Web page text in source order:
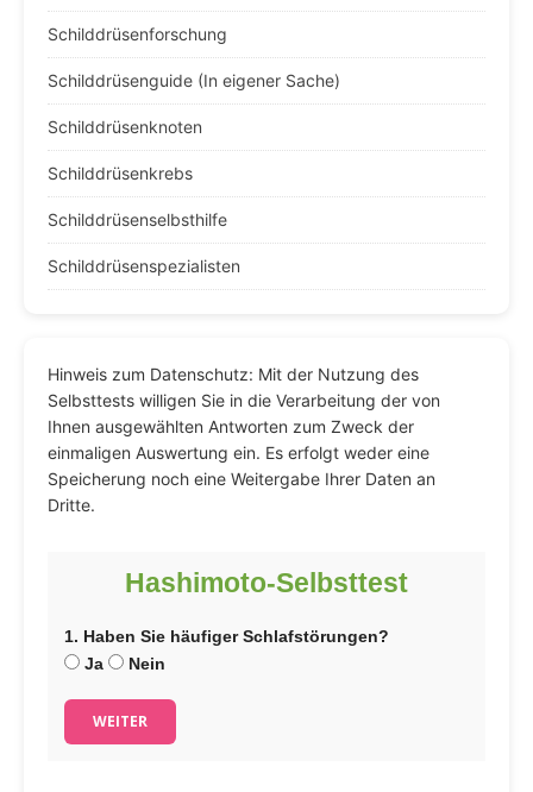
Schilddrüsenforschung
Schilddrüsenguide (In eigener Sache)
Schilddrüsenknoten
Schilddrüsenkrebs
Schilddrüsenselbsthilfe
Schilddrüsenspezialisten
Hinweis zum Datenschutz: Mit der Nutzung des
Selbsttests willigen Sie in die Verarbeitung der von
Ihnen ausgewählten Antworten zum Zweck der
einmaligen Auswertung ein. Es erfolgt weder eine
Speicherung noch eine Weitergabe Ihrer Daten an
Dritte.
Hashimoto-Selbsttest
1. Haben Sie häufiger Schlafstörungen?
Ja
Nein
WEITER